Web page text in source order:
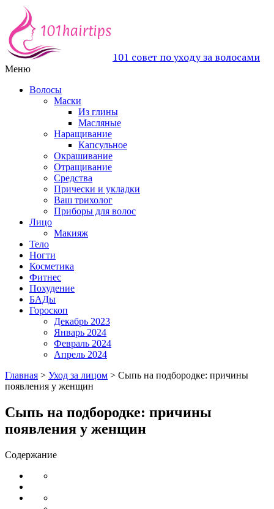
101 совет по уходу за волосами
Меню
Волосы
Маски
Из глины
Масляные
Наращивание
Капсульное
Окрашивание
Отращивание
Средства
Прически и укладки
Ваш трихолог
Приборы для волос
Лицо
Макияж
Тело
Ногти
Косметика
Фитнес
Похудение
БАДы
Гороскоп
Декабрь 2023
Январь 2024
Февраль 2024
Апрель 2024
Главная > Уход за лицом > Сыпь на подбородке: причины
появления у женщин
Сыпь на подбородке: причины
появления у женщин
Содержание